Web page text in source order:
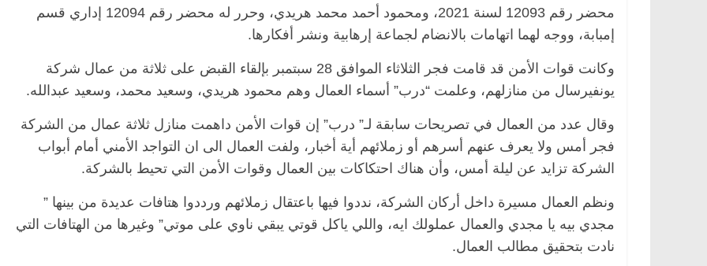
محضر رقم 12093 لسنة 2021، ومحمود أحمد محمد هريدي، وحرر له محضر رقم 12094 إداري قسم
إمبابة، ووجه لهما اتهامات بالانضام لجماعة إرهابية ونشر أفكارها.
وكانت قوات الأمن قد قامت فجر الثلاثاء الموافق 28 سبتمبر بإلقاء القبض على ثلاثة من عمال شركة
يونفيرسال من منازلهم، وعلمت “درب” أسماء العمال وهم محمود هريدي، وسعيد محمد، وسعيد عبدالله.
وقال عدد من العمال في تصريحات سابقة لـ” درب” إن قوات الأمن داهمت منازل ثلاثة عمال من الشركة
فجر أمس ولا يعرف عنهم أسرهم أو زملائهم أية أخبار، ولفت العمال الى ان التواجد الأمني أمام أبواب
الشركة تزايد عن ليلة أمس، وأن هناك احتكاكات بين العمال وقوات الأمن التي تحيط بالشركة.
ونظم العمال مسيرة داخل أركان الشركة، نددوا فيها باعتقال زملائهم ورددوا هتافات عديدة من بينها ”
مجدي بيه يا مجدي والعمال عملولك ايه، واللي ياكل قوتي يبقي ناوي على موتي” وغيرها من الهتافات التي
نادت بتحقيق مطالب العمال.